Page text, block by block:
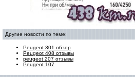
Другие новости по теме:
Peugeot 301 обзор
Peugeot 408 отзывы
peugeot 207 отзывы
Peugeot 107